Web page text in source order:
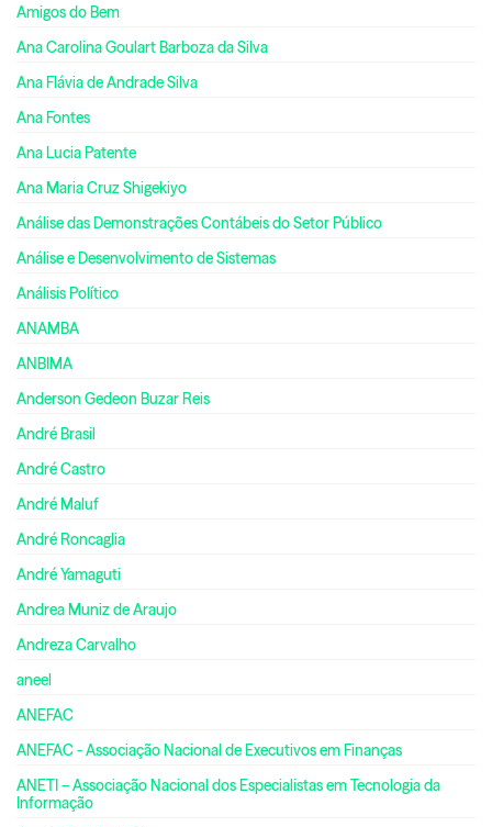
Amigos do Bem
Ana Carolina Goulart Barboza da Silva
Ana Flávia de Andrade Silva
Ana Fontes
Ana Lucia Patente
Ana Maria Cruz Shigekiyo
Análise das Demonstrações Contábeis do Setor Público
Análise e Desenvolvimento de Sistemas
Análisis Político
ANAMBA
ANBIMA
Anderson Gedeon Buzar Reis
André Brasil
André Castro
André Maluf
André Roncaglia
André Yamaguti
Andrea Muniz de Araujo
Andreza Carvalho
aneel
ANEFAC
ANEFAC - Associação Nacional de Executivos em Finanças
ANETI – Associação Nacional dos Especialistas em Tecnologia da
Informação